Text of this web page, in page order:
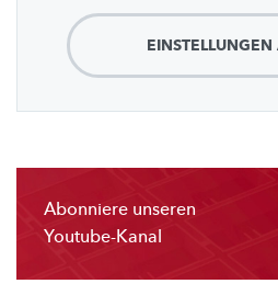
Abonniere unseren
Youtube-Kanal